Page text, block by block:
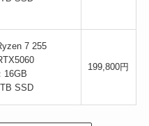
7 255
16GB
SSD
199,800円